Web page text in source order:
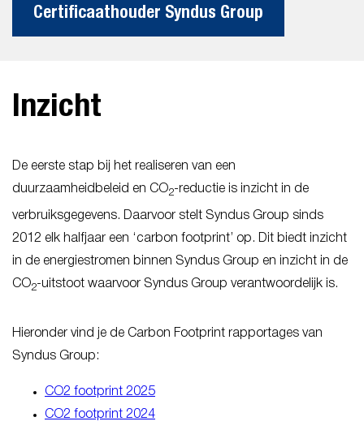
Certificaathouder Syndus Group
Inzicht
De eerste stap bij het realiseren van een
duurzaamheidbeleid en CO2-reductie is inzicht in de
verbruiksgegevens. Daarvoor stelt Syndus Group sinds
2012 elk halfjaar een ‘carbon footprint’ op. Dit biedt inzicht
in de energiestromen binnen Syndus Group en inzicht in de
CO2-uitstoot waarvoor Syndus Group verantwoordelijk is.
Hieronder vind je de Carbon Footprint rapportages van
Syndus Group:
CO2 footprint 2025
CO2 footprint 2024